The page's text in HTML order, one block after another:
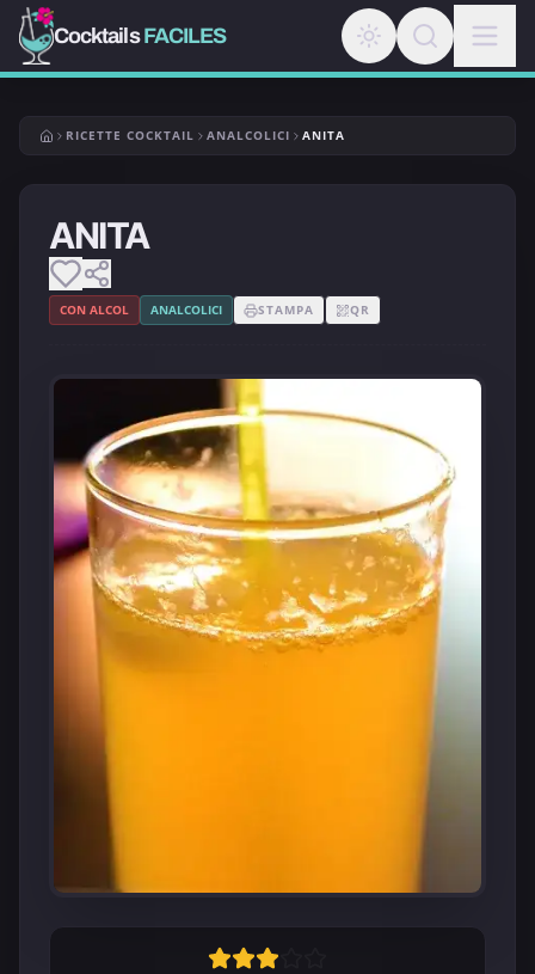
CocktailsFACILES
RICETTE COCKTAIL ANALCOLICI ANITA
ANITA
CON ALCOL ANALCOLICI STAMPA QR